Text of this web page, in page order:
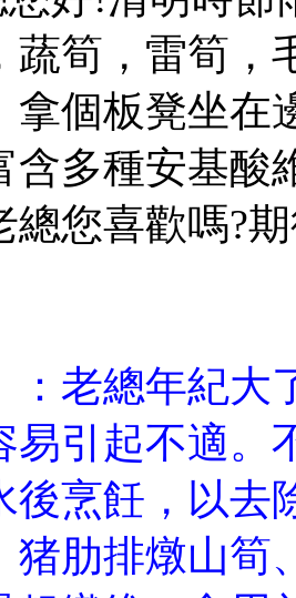
蔬筍，雷筍，
拿個板凳坐在
含多種安基酸
總您喜歡嗎?
老總年紀大
易引起不適。
後烹飪，以去
猪肋排燉山筍